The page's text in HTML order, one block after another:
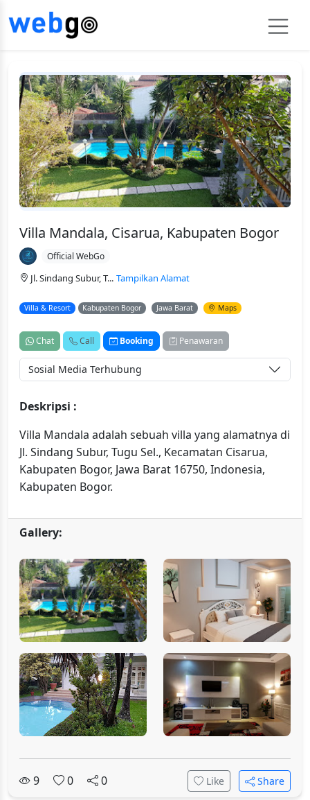
Villa Mandala, Cisarua, Kabupaten Bogor
Official WebGo
Jl. Sindang Subur, T... Tampilkan Alamat
Villa & Resort Kabupaten Bogor Jawa Barat Maps
Chat Call Booking Penawaran
Sosial Media Terhubung
Deskripsi :
Villa Mandala adalah sebuah villa yang alamatnya di
Jl. Sindang Subur, Tugu Sel., Kecamatan Cisarua,
Kabupaten Bogor, Jawa Barat 16750, Indonesia,
Kabupaten Bogor.
Gallery:
9 0 0 Like Share